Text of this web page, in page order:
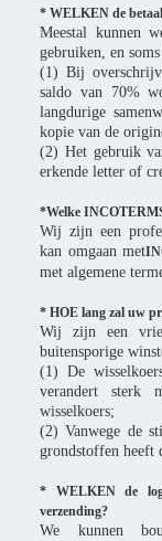
* WELKEN de
Meestal kunnen
gebruiken, en
(1) Bij
saldo van 70%
langdurige
kopie van de
(2) Het gebruik
erkende letter of
*Welke
Wij zijn een
kan omgaan met
met algemene
* HOE lang zal uw
Wij zijn een
buitensporige
(1) De
verandert sterk
wisselkoers;
(2) Vanwege de
grondstoffen heeft
* WELKEN de
verzending?
We kunnen